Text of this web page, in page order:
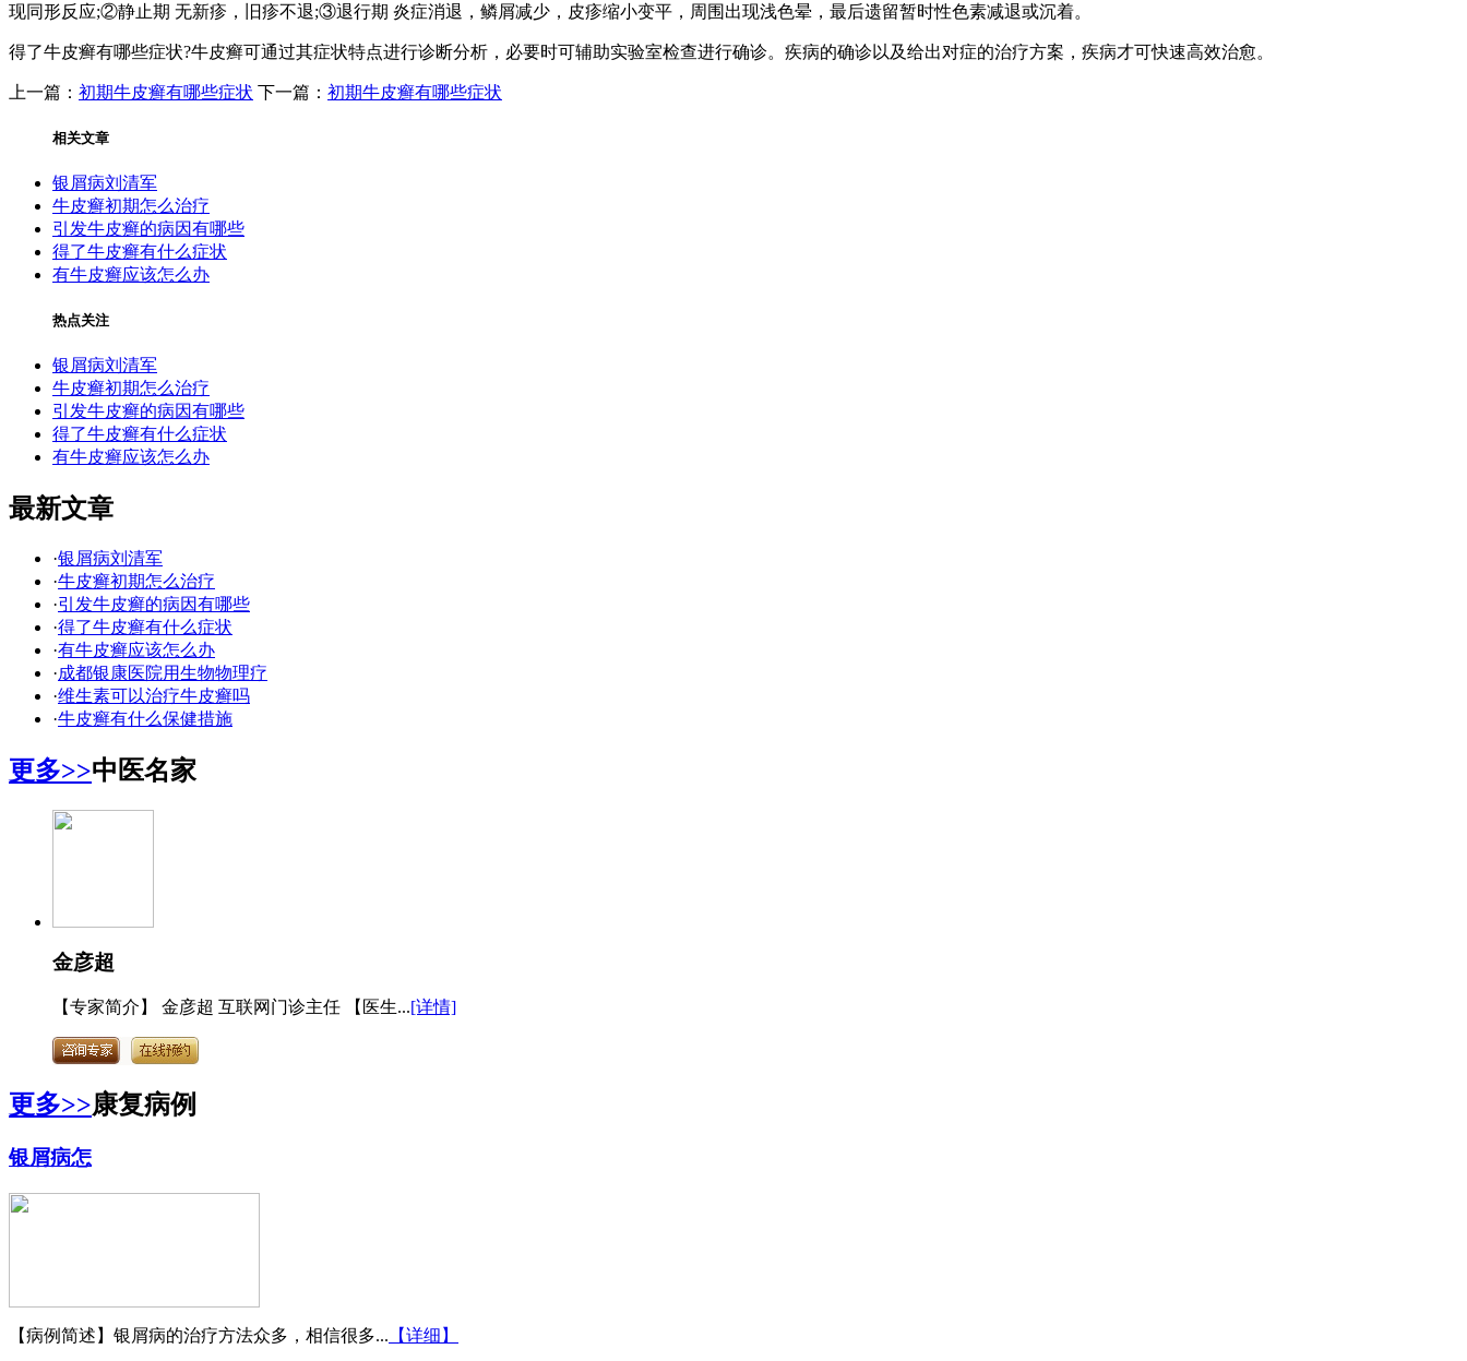
现同形反应;②静止期 无新疹，旧疹不退;③退行期 炎症消退，鳞屑减少，皮疹缩小变平，周围出现浅色晕，最后遗留暂时性色素减退或沉着。
得了牛皮癣有哪些症状?牛皮癣可通过其症状特点进行诊断分析，必要时可辅助实验室检查进行确诊。疾病的确诊以及给出对症的治疗方案，疾病才可快速高效治愈。
上一篇： 初期牛皮癣有哪些症状 下一篇： 初期牛皮癣有哪些症状
相关文章
银屑病刘清军
牛皮癣初期怎么治疗
引发牛皮癣的病因有哪些
得了牛皮癣有什么症状
有牛皮癣应该怎么办
热点关注
银屑病刘清军
牛皮癣初期怎么治疗
引发牛皮癣的病因有哪些
得了牛皮癣有什么症状
有牛皮癣应该怎么办
最新文章
·银屑病刘清军
·牛皮癣初期怎么治疗
·引发牛皮癣的病因有哪些
·得了牛皮癣有什么症状
·有牛皮癣应该怎么办
·成都银康医院用生物物理疗
·维生素可以治疗牛皮癣吗
·牛皮癣有什么保健措施
更多>>中医名家
金彦超
【专家简介】 金彦超 互联网门诊主任 【医生...[详情]
更多>>康复病例
银屑病怎
【病例简述】银屑病的治疗方法众多，相信很多... 【详细】